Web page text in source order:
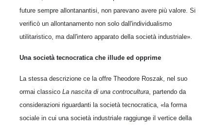
future sempre allontanantisi, non parevano avere più valore. Si
verificò un allontanamento non solo dall'individualismo
utilitaristico, ma dall'intero apparato della società industriale».
Una società tecnocratica che illude ed opprime
La stessa descrizione ce la offre Theodore Roszak, nel suo
ormai classico La nascita di una controcultura, partendo da
considerazioni riguardanti la società tecnocratica, «la forma
sociale in cui una società industriale raggiunge il vertice della